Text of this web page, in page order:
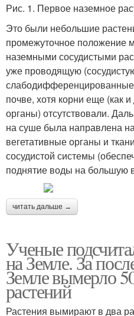
Рис. 1. Первое наземное
Это были небольшие
промежуточное положение
наземными сосудистыми
уже проводящую
слабодифференцированные
почве, хотя корни еще (как
органы) отсутствовали.
на суше была направлена
вегетативные органы и
сосудистой системы
поднятие воды на большую
читать дальше →
Ученые
на Земле. За
Земле вымерло
растений
Растения вымирают в два